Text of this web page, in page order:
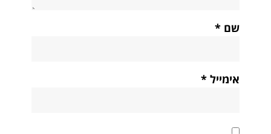
שם *
אימייל *